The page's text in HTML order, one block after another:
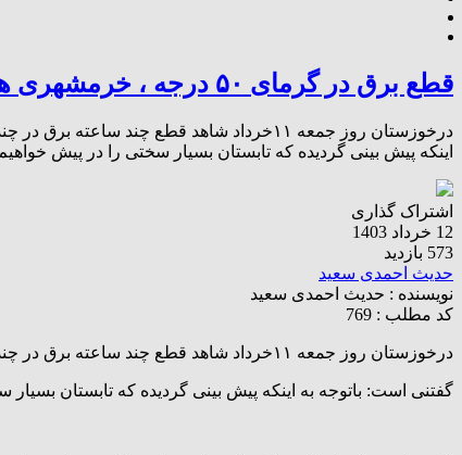
قطع برق در گرمای ۵۰ درجه ، خرمشهری ها را کلافه کرد
درخوزستان روز جمعه ۱۱خرداد شاهد قطع
اینکه پیش بینی گردیده که تابستان بسیار سختی را در پیش خواهیم
اشتراک گذاری
12 خرداد 1403
573 بازدید
حدیث احمدی سعید
نویسنده : حدیث احمدی سعید
کد مطلب : 769
درخوزستان روز جمعه ۱۱خرداد شاهد قطع چند ساعته برق در چند نوبت در روستای معمره صنگور خرمشهر بوده ایم که این موضوع باعث اعتراض شدید اهالی این منطقه شده است.
گفتنی است: باتوجه به اینکه پیش بینی گردیده که تابستان بسیار سختی را در پیش خواهیم